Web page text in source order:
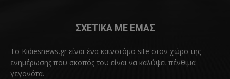
ΣΧΕΤΙΚΑ ΜΕ ΕΜΑΣ
Το Kidiesnews.gr είναι ένα καινοτόμο site στον χώρο της
ενημέρωσης που σκοπός του είναι να καλύψει πένθιμα
γεγονότα.